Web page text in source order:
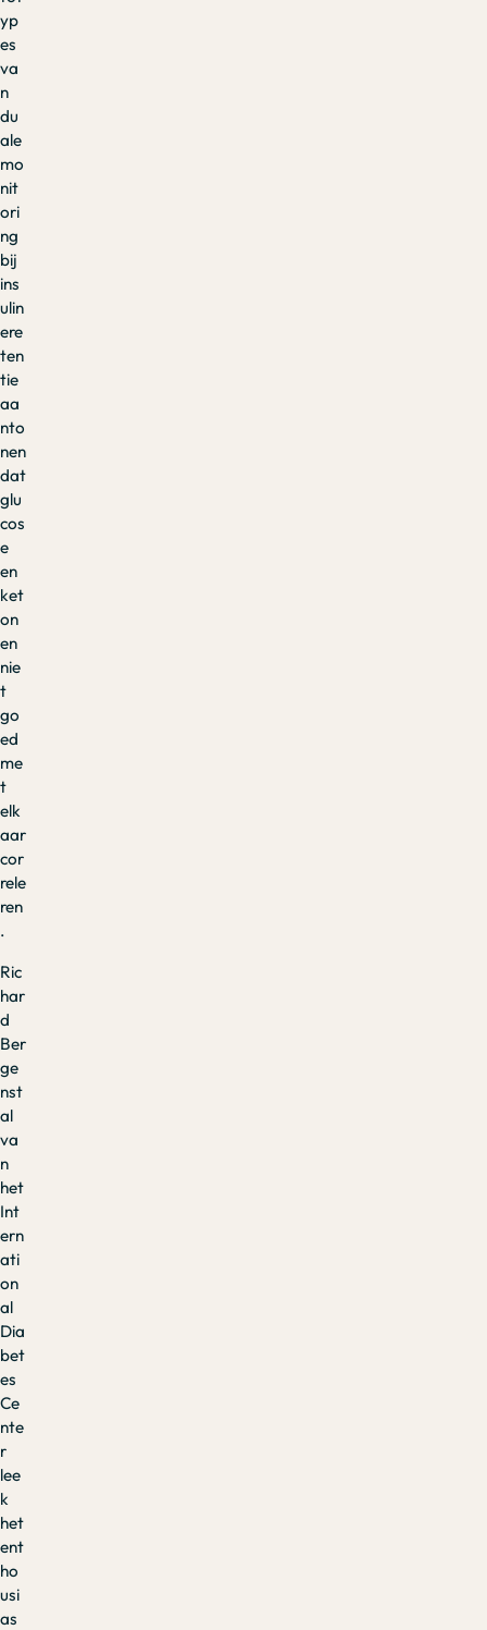
yp
es
va
n
du
ale
mo
nit
ori
ng
bij
ins
ulin
ere
ten
tie
aa
nto
nen
dat
glu
cos
e
en
ket
on
en
nie
t
go
ed
me
t
elk
aar
cor
rele
ren
.
Ric
har
d
Ber
ge
nst
al
va
n
het
Int
ern
ati
on
al
Dia
bet
es
Ce
nte
r
lee
k
het
ent
ho
usi
as